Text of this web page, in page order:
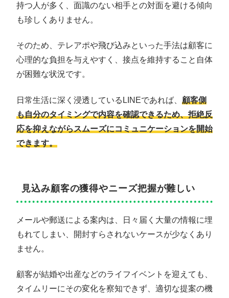
持つ人が多く、面識のない相手との対面を避ける傾向
も珍しくありません。
そのため、テレアポや飛び込みといった手法は顧客に
心理的な負担を与えやすく、接点を維持すること自体
が困難な状況です。
日常生活に深く浸透しているLINEであれば、 顧客側
も自分のタイミングで内容を確認できるため、拒絶反
応を抑えながらスムーズにコミュニケーションを開始
できます。
見込み顧客の獲得やニーズ把握が難しい
メールや郵送による案内は、日々届く大量の情報に埋
もれてしまい、開封すらされないケースが少なくあり
ません。
顧客が結婚や出産などのライフイベントを迎えても、
タイムリーにその変化を察知できず、適切な提案の機